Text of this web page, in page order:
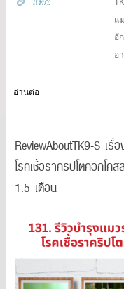
แท๊ก:
แ
อั
อ
อ่านต่อ
ReviewAboutTK9-S เ
โรคเชื้อราคริปโตคอกโค
1.5 เดือน